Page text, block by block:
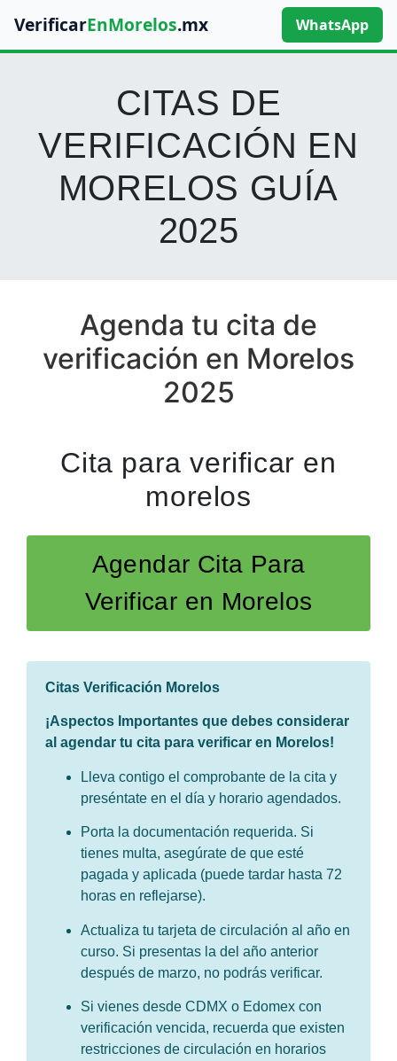
VerificarEnMorelos.mx WhatsApp
CITAS DE
VERIFICACIÓN EN
MORELOS GUÍA
2025
Agenda tu cita de
verificación en Morelos
2025
Cita para verificar en
morelos
Agendar Cita Para
Verificar en Morelos
Citas Verificación Morelos
¡Aspectos Importantes que debes considerar
al agendar tu cita para verificar en Morelos!
Lleva contigo el comprobante de la cita y
preséntate en el día y horario agendados.
Porta la documentación requerida. Si
tienes multa, asegúrate de que esté
pagada y aplicada (puede tardar hasta 72
horas en reflejarse).
Actualiza tu tarjeta de circulación al año en
curso. Si presentas la del año anterior
después de marzo, no podrás verificar.
Si vienes desde CDMX o Edomex con
verificación vencida, recuerda que existen
restricciones de circulación en horarios